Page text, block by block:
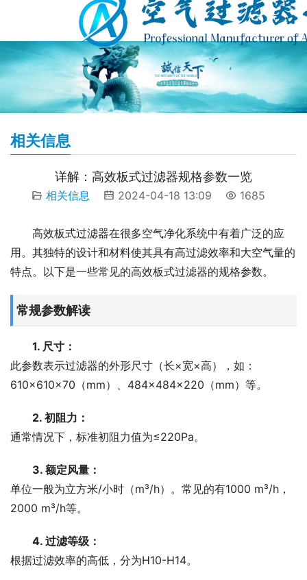
相关信息
详解：高效板式过滤器规格参数一览
相关信息 2024-04-18 13:09 1685
高效板式过滤器在很多空气净化系统中有着广泛的应
用。其独特的设计和材料使其具有高过滤效率和大空气量的
特点。以下是一些常见的高效板式过滤器的规格参数。
常规参数解读
1. 尺寸：
此参数表示过滤器的外形尺寸（长×宽×高），如：
610×610×70（mm）、484×484×220（mm）等。
2. 初阻力：
通常情况下，标准初阻力值为≤220Pa。
3. 额定风量：
单位一般为立方米/小时（m³/h）。常见的有1000 m³/h，
2000 m³/h等。
4. 过滤等级：
根据过滤效率的高低，分为H10-H14。